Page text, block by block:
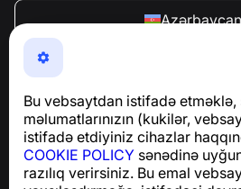
Bu vebsaytdan istifadə etməklə,
məlumatlarınızın (kukilər,
istifadə etdiyiniz cihazlar
COOKIE POLICY sənədinə
razılıq verirsiniz. Bu emal
Azərbaycan
NumBuster © 2013—2026 ·
Telefon fırıldaqlarından, spam
GDPR uyğunluğu ilə bağlı suallar
support@numbuster.com
Yardım Mərkəzi